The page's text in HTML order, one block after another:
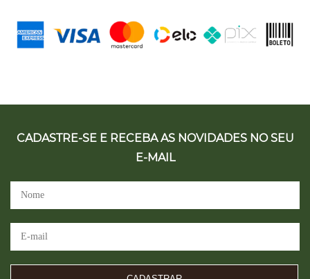
CADASTRE-SE E RECEBA AS NOVIDADES NO SEU
E-MAIL